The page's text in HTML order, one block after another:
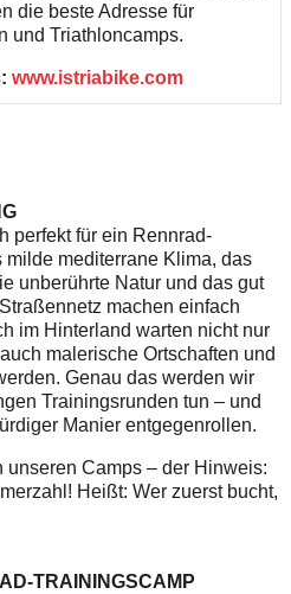
die beste Adresse für
und Triathloncamps.
www.istriabike.com
perfekt für ein Rennrad-
mediterrane Klima, das
unberührte Natur und das gut
machen einfach
im Hinterland warten nicht nur
malerische Ortschaften und
Genau das werden wir
Trainingsrunden tun – und
Manier entgegenrollen.
Camps – der Hinweis:
Heißt: Wer zuerst bucht,
TRAININGSCAMP